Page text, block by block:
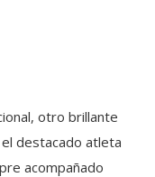
otro brillante
destacado atleta
acompañado